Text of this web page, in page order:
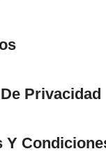
Privacidad
Y